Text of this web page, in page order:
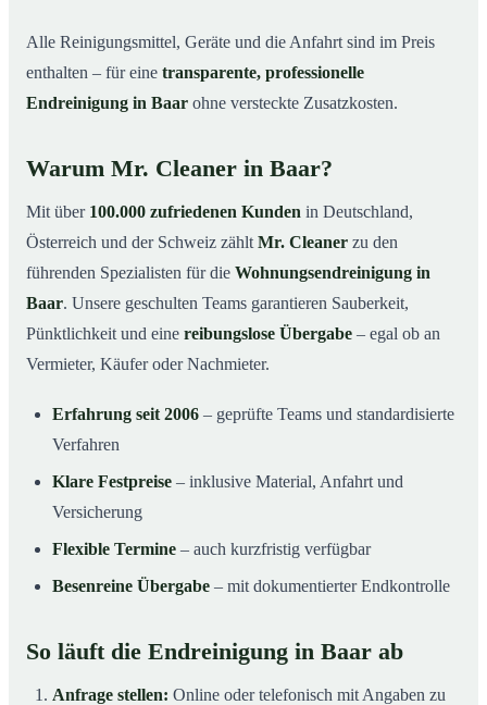
Alle Reinigungsmittel, Geräte und die Anfahrt sind im Preis
enthalten – für eine transparente, professionelle
Endreinigung in Baar ohne versteckte Zusatzkosten.
Warum Mr. Cleaner in Baar?
Mit über 100.000 zufriedenen Kunden in Deutschland,
Österreich und der Schweiz zählt Mr. Cleaner zu den
führenden Spezialisten für die Wohnungsendreinigung in
Baar. Unsere geschulten Teams garantieren Sauberkeit,
Pünktlichkeit und eine reibungslose Übergabe – egal ob an
Vermieter, Käufer oder Nachmieter.
Erfahrung seit 2006 – geprüfte Teams und standardisierte
Verfahren
Klare Festpreise – inklusive Material, Anfahrt und
Versicherung
Flexible Termine – auch kurzfristig verfügbar
Besenreine Übergabe – mit dokumentierter Endkontrolle
So läuft die Endreinigung in Baar ab
Anfrage stellen: Online oder telefonisch mit Angaben zu